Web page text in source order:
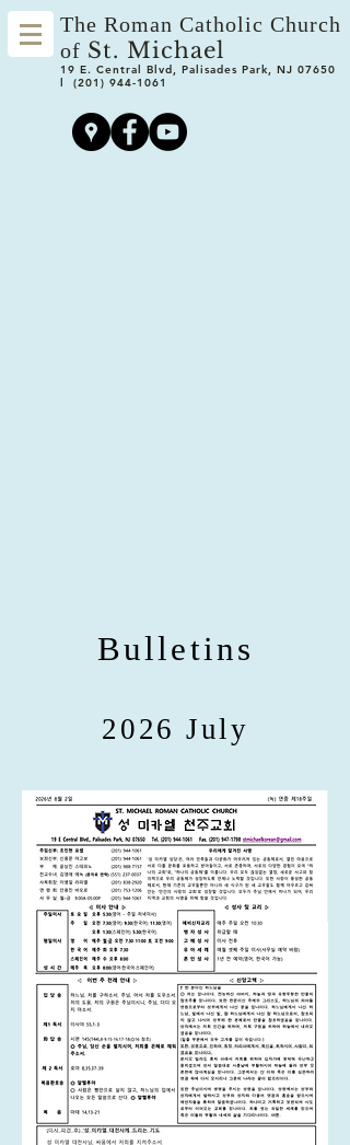
The Roman Catholic Church
of St. Michael
19 E. Central Blvd, Palisades Park, NJ 07650
l (201) 944-1061
Bulletins
2026 July